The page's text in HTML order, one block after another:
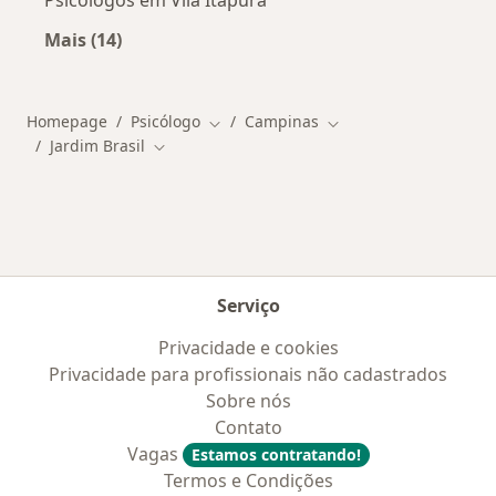
Mais (14)
Homepage Psicólogo Mudar de cidade
Campinas Mudar de cidade
Jardim Brasil Mudar de cidade
Serviço
Privacidade e cookies
Privacidade para profissionais não cadastrados
Sobre nós
Contato
Vagas
Estamos contratando!
Termos e Condições